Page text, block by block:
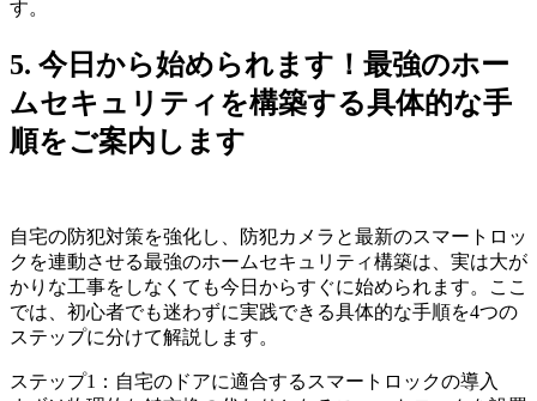
す。
5. 今日から始められます！最強のホー
ムセキュリティを構築する具体的な手
順をご案内します
自宅の防犯対策を強化し、防犯カメラと最新のスマートロッ
クを連動させる最強のホームセキュリティ構築は、実は大が
かりな工事をしなくても今日からすぐに始められます。ここ
では、初心者でも迷わずに実践できる具体的な手順を4つの
ステップに分けて解説します。
ステップ1：自宅のドアに適合するスマートロックの導入